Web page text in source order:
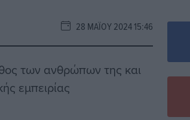
28 ΜΑΪ́ΟΥ 2024 15:46
των ανθρώπων της και
εμπειρίας